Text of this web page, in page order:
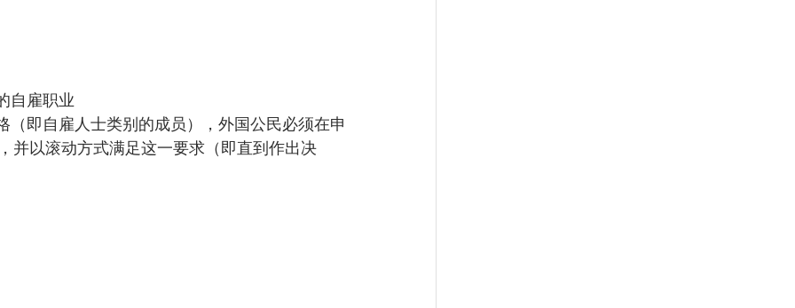
自雇职业
即自雇人士类别的成员），外国公民必须在申
并以滚动方式满足这一要求（即直到作出决